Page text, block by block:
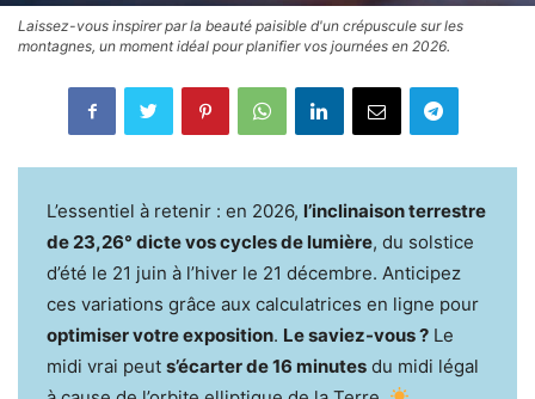
Laissez-vous inspirer par la beauté paisible d'un crépuscule sur les
montagnes, un moment idéal pour planifier vos journées en 2026.
L’essentiel à retenir : en 2026, l’inclinaison terrestre
de 23,26° dicte vos cycles de lumière, du solstice
d’été le 21 juin à l’hiver le 21 décembre. Anticipez
ces variations grâce aux calculatrices en ligne pour
optimiser votre exposition. Le saviez-vous ? Le
midi vrai peut s’écarter de 16 minutes du midi légal